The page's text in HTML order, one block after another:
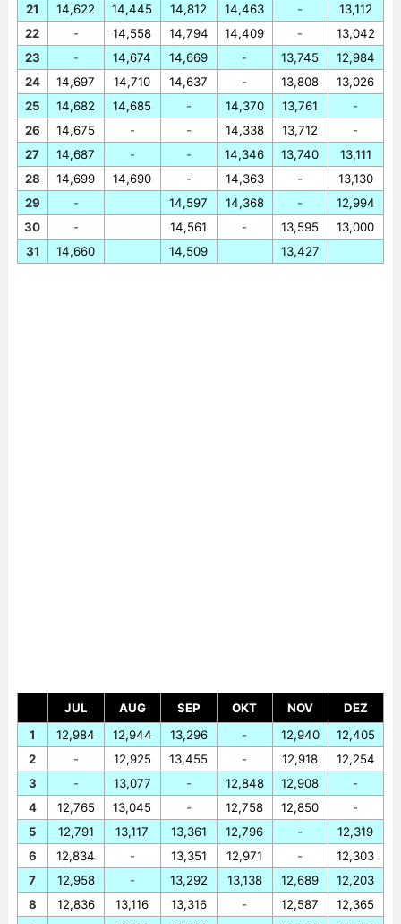
21
22
23
24
25
26
27
28
29
30
31
14,622
-
-
14,697
14,682
14,675
14,687
14,699
-
-
14,660
14,445
14,558
14,674
14,710
14,685
-
-
14,690
14,812
14,794
14,669
14,637
-
-
-
-
14,597
14,561
14,509
14,463
14,409
-
-
14,370
14,338
14,346
14,363
14,368
-
-
-
13,745
13,808
13,761
13,712
13,740
-
-
13,595
13,427
13,112
13,042
12,984
13,026
-
-
13,111
13,130
12,994
13,000
JUL AUG SEP OKT NOV
DEZ
1
2
3
4
5
6
7
8
12,984
-
-
12,765
12,791
12,834
12,958
12,836
12,944
12,925
13,077
13,045
13,117
-
-
13,116
13,296
13,455
-
-
13,361
13,351
13,292
13,316
-
-
12,848
12,758
12,796
12,971
13,138
-
12,940
12,918
12,908
12,850
-
-
12,689
12,587
12,405
12,254
-
-
12,319
12,303
12,203
12,365